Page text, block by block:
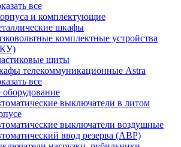
все
и комплектующие
шкафы
комплектные устройства
щиты
телекоммуникационные Astra
все
выключатели в литом
выключатели воздушные
ввод резерва (АВР)